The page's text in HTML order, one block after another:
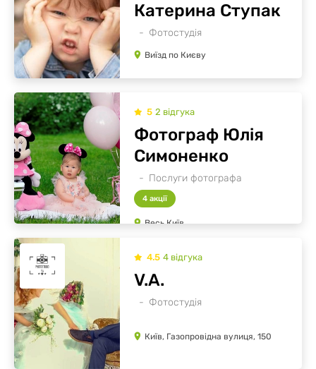
Фотостудія
Катерина Ступак
Виїзд по Києву
5 2 відгукa
Послуги фотографа
Фотограф Юлія
Симоненко
4 акції
Весь Київ
4.5 4 відгукa
Фотостудія
V.A.
Київ, Газопровідна вулиця, 150